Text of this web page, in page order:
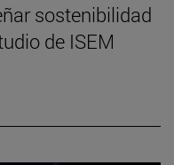
sostenibilidad
de ISEM